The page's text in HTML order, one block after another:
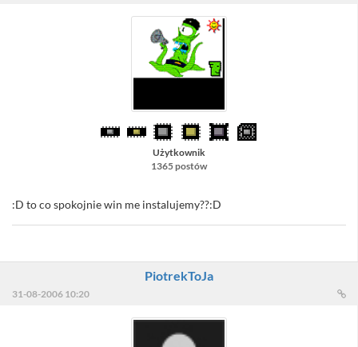
Użytkownik
1365 postów
:D to co spokojnie win me instalujemy??:D
PiotrekToJa
31-08-2006 10:20